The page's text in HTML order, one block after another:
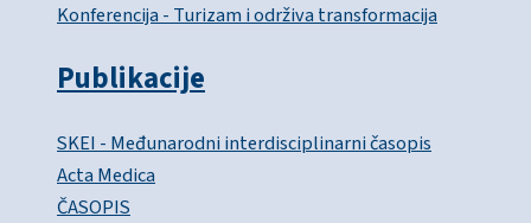
Konferencija - Turizam i održiva transformacija
Publikacije
SKEI - Međunarodni interdisciplinarni časopis
Acta Medica
ČASOPIS